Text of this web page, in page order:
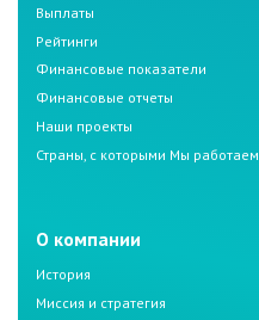
Выплаты
Рейтинги
Финансовые показатели
Финансовые отчеты
Наши проекты
Страны, с которыми Мы работаем
О компании
История
Миссия и стратегия